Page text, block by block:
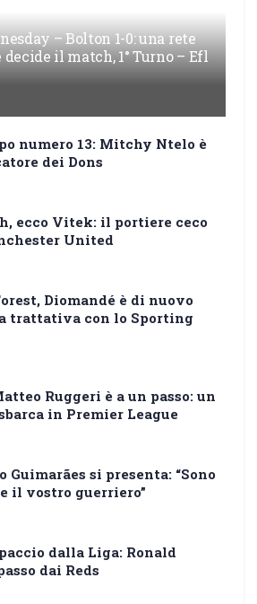
– Bolton 1-0: una rete
il match, 1° Turno – Efl
numero 13: Mitchy Ntelo è
dei Dons
ecco Vitek: il portiere ceco
United
Diomandé è di nuovo
trattativa con lo Sporting
Ruggeri è a un passo: un
in Premier League
Guimarães si presenta: “Sono
il vostro guerriero”
dalla Liga: Ronald
dai Reds